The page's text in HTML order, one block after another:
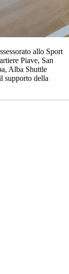
allo Sport
Piave, San
Alba Shuttle
supporto della